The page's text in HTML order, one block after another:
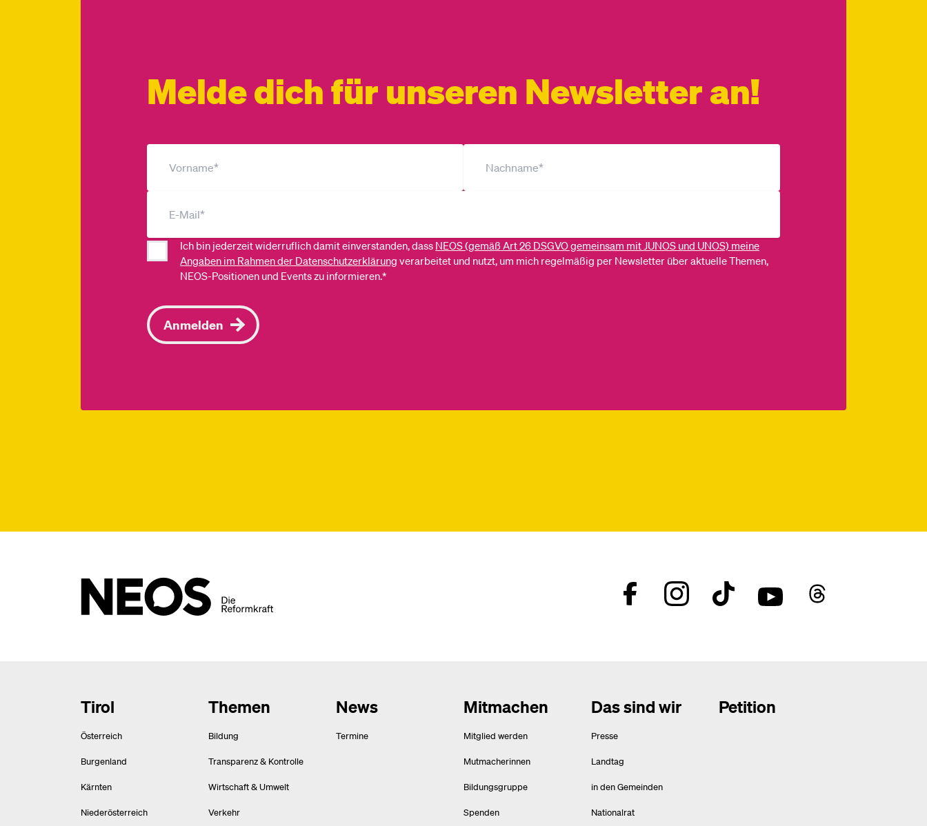
Melde dich für unseren Newsletter an!
Ich bin jederzeit widerruflich damit einverstanden, dass NEOS (gemäß Art 26 DSGVO gemeinsam mit JUNOS und UNOS) meine
Angaben im Rahmen der Datenschutzerklärung verarbeitet und nutzt, um mich regelmäßig per Newsletter über aktuelle Themen,
NEOS-Positionen und Events zu informieren.*
Anmelden
Tirol
Österreich
Burgenland
Kärnten
Niederösterreich
Themen
Bildung
Transparenz & Kontrolle
Wirtschaft & Umwelt
Verkehr
News
Termine
Mitmachen
Mitglied werden
Mutmacherinnen
Bildungsgruppe
Spenden
Das sind wir
Presse
Landtag
in den Gemeinden
Nationalrat
Petition